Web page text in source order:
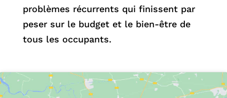
problèmes récurrents qui finissent par
peser sur le budget et le bien-être de
tous les occupants.